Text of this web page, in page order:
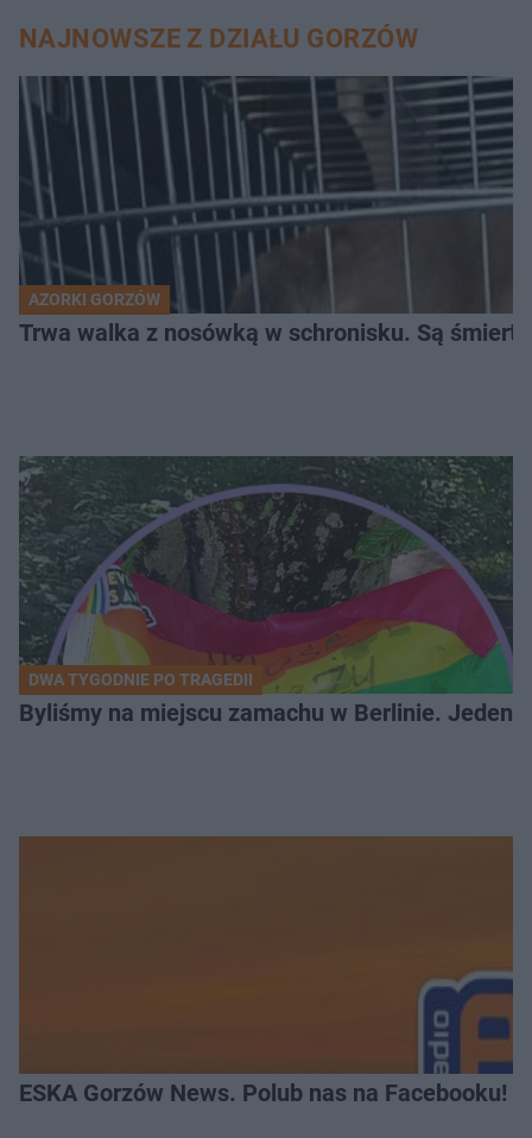
NAJNOWSZE Z DZIAŁU GORZÓW
AZORKI GORZÓW
Trwa walka z nosówką w schronisku. Są
DWA TYGODNIE PO TRAGEDII
Byliśmy na miejscu zamachu w Berlinie. Jeden
ESKA Gorzów News. Polub nas na Facebooku!